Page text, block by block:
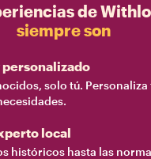
de
siempre son
personalizado
solo tú. Personaliza
local
históricos hasta las